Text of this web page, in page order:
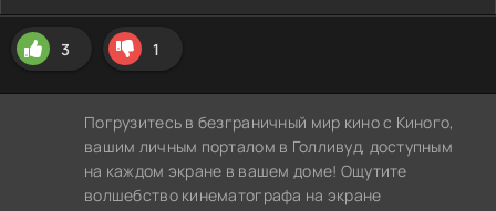
3 1
Погрузитесь в безграничный мир кино с Киного,
вашим личным порталом в Голливуд, доступным
на каждом экране в вашем доме! Ощутите
волшебство кинематографа на экране